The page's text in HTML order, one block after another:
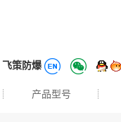
飞策防爆
产品型号